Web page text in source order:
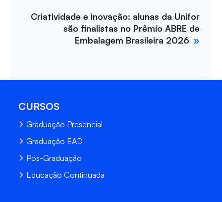
Criatividade e inovação: alunas da Unifor
são finalistas no Prêmio ABRE de
Embalagem Brasileira 2026
CURSOS
Graduação Presencial
Graduação EAD
Pós-Graduação
Educação Continuada